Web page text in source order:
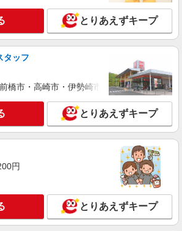
詳細を見る
屋支社
育士/扶養内 9時〜14時など 月〜金 週3
弊社スタッフ在籍
【時給】1,320円〜＋交通費別途全額支給 ・交
全額支給 （車通勤の場合も駐車場代・ガソリ
代は弊社負担） ・各種保険完備 ・昇給あり
愛知県名古屋市千種区にある私立認可保育園
詳細を見る
会社 名古屋支社
士/本山駅徒歩5分 固定シフト 17時退
土日祝休み 保育補助
とりあえずキープ
タッフ
橋市・高崎市・伊勢崎市・太田市・館林市
とりあえずキープ
円
とりあえずキープ